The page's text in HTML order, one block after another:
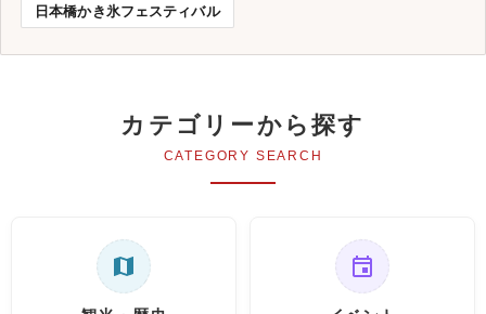
日本橋かき氷フェスティバル
カテゴリーから探す
CATEGORY SEARCH